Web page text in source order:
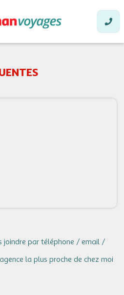
joindre par téléphone / email /
la plus proche de chez moi